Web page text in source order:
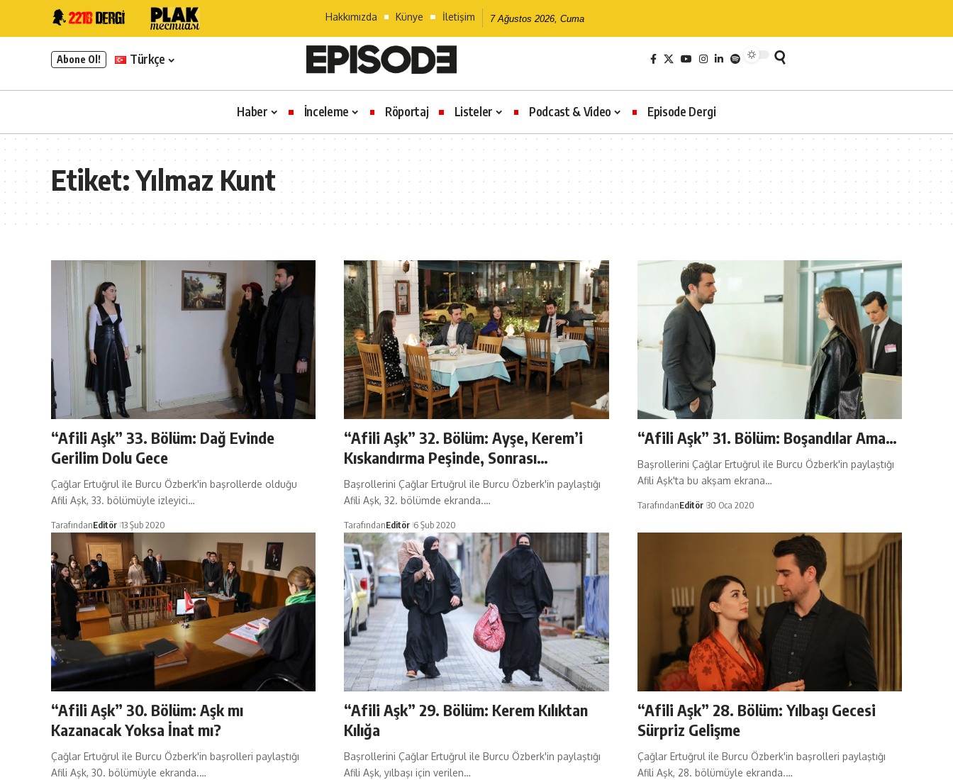
Hakkımızda Künye İletişim 7 Ağustos 2026, Cuma
Abone Ol! Türkçe
Haber İnceleme Röportaj Listeler Podcast & Video Episode Dergi
Etiket:Yılmaz Kunt
“Afili Aşk” 33. Bölüm: Dağ Evinde
Gerilim Dolu Gece
Çağlar Ertuğrul ile Burcu Özberk'in başrollerde olduğu
Afili Aşk, 33. bölümüyle izleyici…
TarafındanEditör 13 Şub 2020
“Afili Aşk” 32. Bölüm: Ayşe, Kerem’i
Kıskandırma Peşinde, Sonrası…
Başrollerini Çağlar Ertuğrul ile Burcu Özberk'in paylaştığı
Afili Aşk, 32. bölümde ekranda.…
TarafındanEditör 6 Şub 2020
“Afili Aşk” 31. Bölüm: Boşandılar Ama…
Başrollerini Çağlar Ertuğrul ile Burcu Özberk'in paylaştığı
Afili Aşk'ta bu akşam ekrana…
TarafındanEditör 30 Oca 2020
“Afili Aşk” 30. Bölüm: Aşk mı
Kazanacak Yoksa İnat mı?
Çağlar Ertuğrul ile Burcu Özberk'in başrolleri paylaştığı
Afili Aşk, 30. bölümüyle ekranda.…
“Afili Aşk” 29. Bölüm: Kerem Kılıktan
Kılığa
Başrollerini Çağlar Ertuğrul ile Burcu Özberk'in paylaştığı
Afili Aşk, yılbaşı için verilen…
“Afili Aşk” 28. Bölüm: Yılbaşı Gecesi
Sürpriz Gelişme
Çağlar Ertuğrul ile Burcu Özberk'in başrolleri paylaştığı
Afili Aşk, 28. bölümüyle ekranda.…